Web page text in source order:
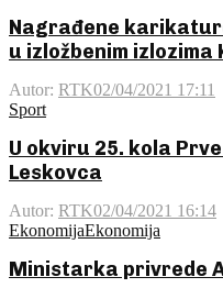
Nagrađene
u izložbenim
Autor: RTK02/04/2021 17:11
Sport
U okviru 25. kola
Leskovca
Autor: RTK02/04/2021 16:14
EkonomijaEkonomija
Ministarka privrede